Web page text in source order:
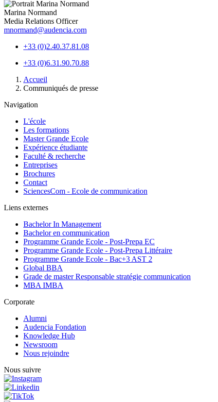
Marina Normand
Media Relations Officer
mnormand@audencia.com
+33 (0)2.40.37.81.08
+33 (0)6.31.90.70.88
d'Ariane
Accueil
Communiqués de presse
Navigation
L'école
Les formations
Master Grande Ecole
Expérience étudiante
Faculté & recherche
Entreprises
Brochures
Contact
SciencesCom - Ecole de communication
Liens externes
Bachelor In Management
Bachelor en communication
Programme Grande Ecole - Post-Prepa EC
Programme Grande Ecole - Post-Prepa Littéraire
Programme Grande Ecole - Bac+3 AST 2
Global BBA
Grade de master Responsable stratégie communication
MBA IMBA
Corporate
Alumni
Audencia Fondation
Knowledge Hub
Newsroom
Nous rejoindre
Nous suivre